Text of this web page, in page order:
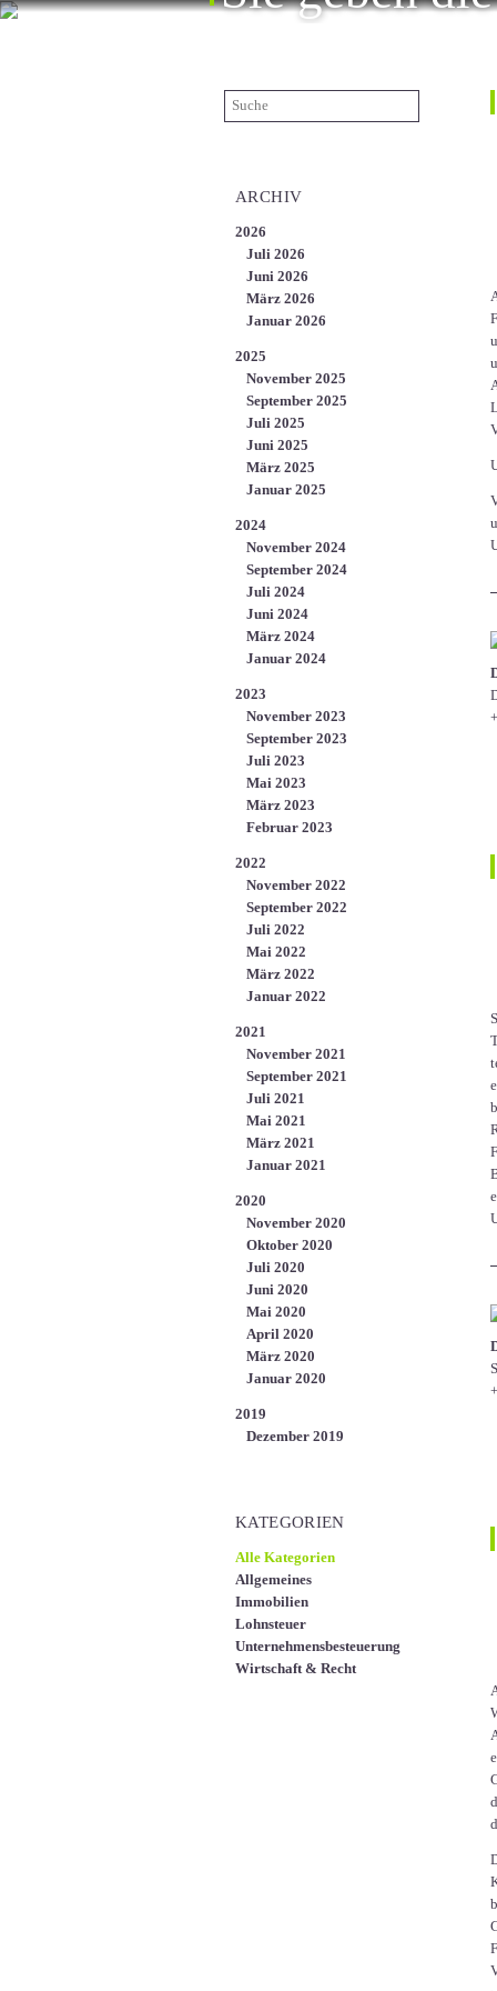
ARCHIV
2026
Juli 2026
Juni 2026
März 2026
Januar 2026
2025
November 2025
September 2025
Juli 2025
Juni 2025
März 2025
Januar 2025
2024
November 2024
September 2024
Juli 2024
Juni 2024
März 2024
Januar 2024
2023
November 2023
September 2023
Juli 2023
Mai 2023
März 2023
Februar 2023
2022
November 2022
September 2022
Juli 2022
Mai 2022
März 2022
Januar 2022
2021
November 2021
September 2021
Juli 2021
Mai 2021
März 2021
Januar 2021
2020
November 2020
Oktober 2020
Juli 2020
Juni 2020
Mai 2020
April 2020
März 2020
Januar 2020
2019
Dezember 2019
KATEGORIEN
Alle Kategorien
Allgemeines
Immobilien
Lohnsteuer
Unternehmensbesteuerung
Wirtschaft & Recht